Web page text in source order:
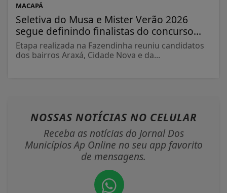
MACAPÁ
Seletiva do Musa e Mister Verão 2026
segue definindo finalistas do concurso...
Etapa realizada na Fazendinha reuniu candidatos
dos bairros Araxá, Cidade Nova e da...
NOSSAS NOTÍCIAS NO CELULAR
Receba as notícias do Jornal Dos
Municípios Ap Online no seu app favorito
de mensagens.